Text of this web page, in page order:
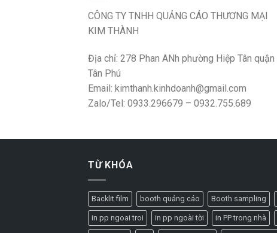
CÔNG TY TNHH QUẢNG CÁO THƯƠNG MẠI
KIM THÀNH
Địa chỉ: 278 Phan ANh phường Hiệp Tân quận
Tân Phú
Email: kimthanh.kinhdoanh@gmail.com
Zalo/Tel: 0933.296679 – 0932.755.689
TỪ KHÓA
Backlit film booth quảng cáo Booth sampling
in pp ngoai troi in pp ngoài tời in PP trong nhà